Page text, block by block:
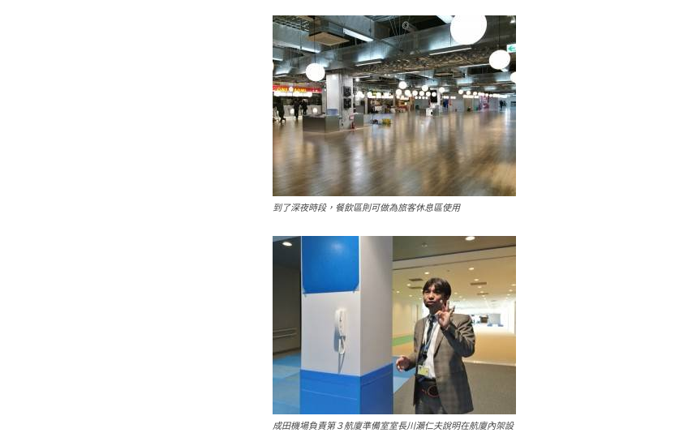
到了深夜時段，餐飲區則可做為旅客休息區使用
成田機場負責第３航廈準備室室長川瀨仁夫說明在航廈內架設